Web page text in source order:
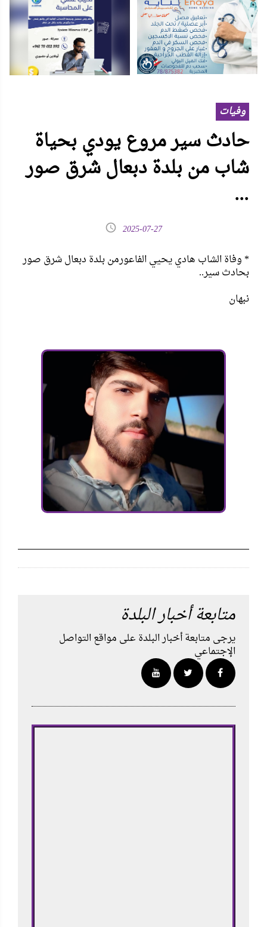
وفيات
حادث سير مروع يودي بحياة
شاب من بلدة دبعال شرق صور
...
2025-07-27
* وفاة الشاب هادي يحيي الفاعورمن بلدة دبعال شرق صور
بحادث سير..
نبهان
متابعة أخبار البلدة
يرجى متابعة أخبار البلدة على مواقع التواصل
الإجتماعي